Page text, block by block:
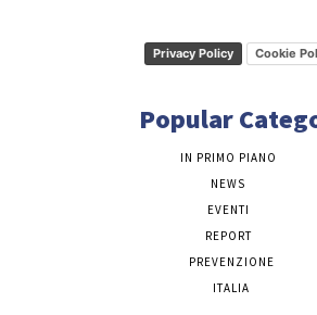
Privacy Policy Cookie
Popular
IN PRIMO PIANO
NEWS
EVENTI
REPORT
PREVENZIONE
ITALIA